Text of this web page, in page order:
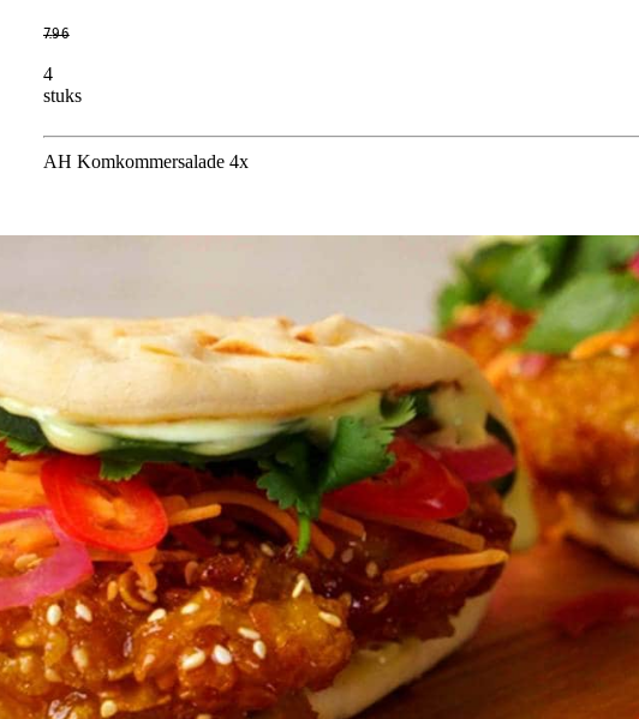
7.96
4
stuks
AH Komkommersalade 4x